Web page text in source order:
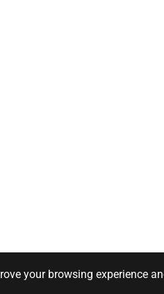
your browsing experience